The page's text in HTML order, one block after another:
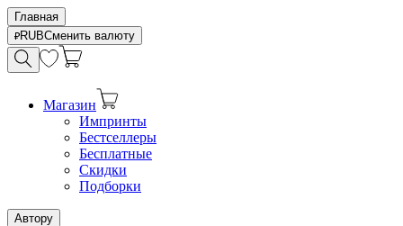
Главная
RUBСменить валюту
Магазин
Импринты
Бестселлеры
Бесплатные
Скидки
Подборки
Автору